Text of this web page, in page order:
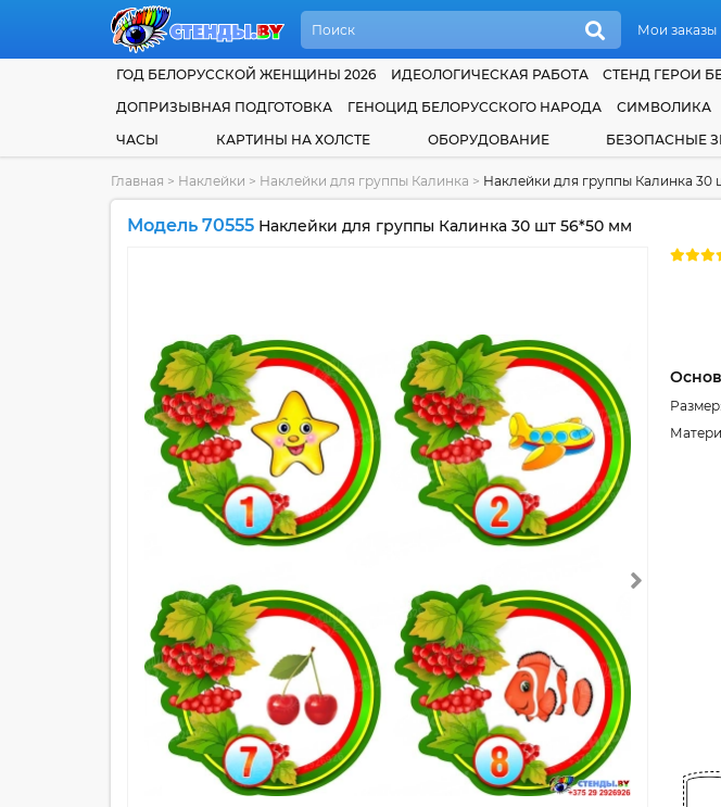
Мои заказы
ГОД БЕЛОРУССКОЙ ЖЕНЩИНЫ 2026 ИДЕОЛОГИЧЕСКАЯ РАБОТА СТЕНД ГЕРОИ
ДОПРИЗЫВНАЯ ПОДГОТОВКА
ГЕНОЦИД БЕЛОРУССКОГО НАРОДА СИМВОЛИКА
ЧАСЫ
КАРТИНЫ НА ХОЛСТЕ ОБОРУДОВАНИЕ БЕЗОПАСНЫЕ
Главная > Наклейки > Наклейки для группы Калинка > Наклейки для группы Калинка 30
Модель 70555 Наклейки для группы Калинка 30 шт 56*50 мм
Размер: